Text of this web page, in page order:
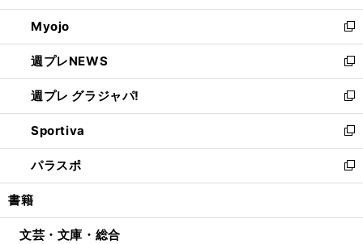
開
く
ウ
で
開
く
ン
ド
ウ
で
開
く
ウ
ィ
ン
ド
ウ
で
開
く
Myojo
新
し
い
ウ
ィ
ン
ド
ウ
で
開
週プレNEWS
新
し
い
ウ
ィ
ン
ド
ウ
開
週プレ グラジャパ!
新
し
い
ウ
ィ
ン
ウ
Sportiva
新
し
い
ウ
ン
パラスポ
新
し
ウ
書籍
文芸・文庫・総合